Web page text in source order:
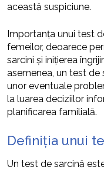
această suspiciune.
Importanța unui test
femeilor, deoarece
sarcini și inițierea
asemenea, un test de
unor eventuale
la luarea deciziilor
planificarea familială.
Definiția unui
Un test de sarcină